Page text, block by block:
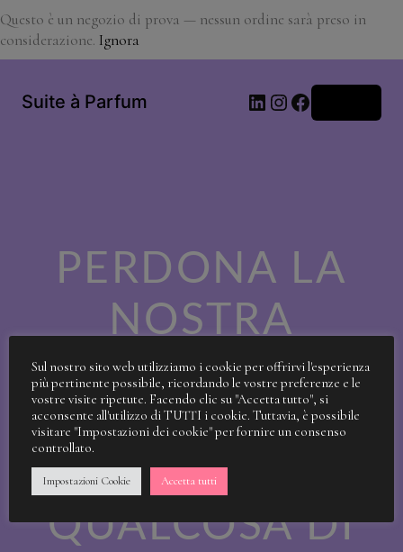
Questo è un negozio di prova — nessun ordine sarà preso in
considerazione. Ignora
Suite à Parfum LinkedIn
Instagram
Facebook
PERDONA LA
NOSTRA
SPORCIZIA!
STIAMO
LAVORANDO A
QUALCOSA DI
Sul nostro sito web utilizziamo i cookie per offrirvi l'esperienza
più pertinente possibile, ricordando le vostre preferenze e le
vostre visite ripetute. Facendo clic su "Accetta tutto", si
acconsente all'utilizzo di TUTTI i cookie. Tuttavia, è possibile
visitare "Impostazioni dei cookie" per fornire un consenso
controllato.
Impostazioni Cookie Accetta tutti